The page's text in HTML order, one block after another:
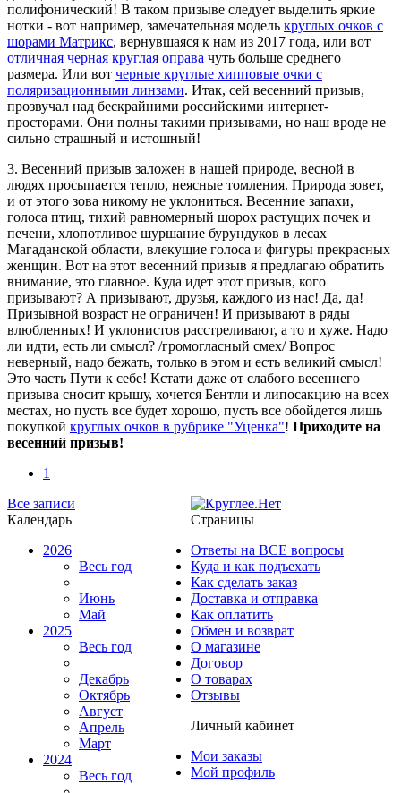
полифонический! В таком призыве следует выделить яркие
нотки - вот например, замечательная модель круглых очков с
шорами Матрикс, вернувшаяся к нам из 2017 года, или вот
отличная черная круглая оправа чуть больше среднего
размера. Или вот черные круглые хипповые очки с
поляризационными линзами. Итак, сей весенний призыв,
прозвучал над бескрайними российскими интернет-
просторами. Они полны такими призывами, но наш вроде не
сильно страшный и истошный!
3. Весенний призыв заложен в нашей природе, весной в
людях просыпается тепло, неясные томления. Природа зовет,
и от этого зова никому не уклониться. Весенние запахи,
голоса птиц, тихий равномерный шорох растущих почек и
печени, хлопотливое шуршание бурундуков в лесах
Магаданской области, влекущие голоса и фигуры прекрасных
женщин. Вот на этот весенний призыв я предлагаю обратить
внимание, это главное. Куда идет этот призыв, кого
призывают? А призывают, друзья, каждого из нас! Да, да!
Призывной возраст не ограничен! И призывают в ряды
влюбленных! И уклонистов расстреливают, а то и хуже. Надо
ли идти, есть ли смысл? /громогласный смех/ Вопрос
неверный, надо бежать, только в этом и есть великий смысл!
Это часть Пути к себе! Кстати даже от слабого весеннего
призыва сносит крышу, хочется Бентли и липосакцию на всех
местах, но пусть все будет хорошо, пусть все обойдется лишь
покупкой круглых очков в рубрике "Уценка"! Приходите на
весенний призыв!
1
Все записи
Календарь
2026
Весь год
Июнь
Май
2025
Весь год
Декабрь
Октябрь
Август
Апрель
Март
2024
Весь год
Страницы
Ответы на ВСЕ вопросы
Куда и как подъехать
Как сделать заказ
Доставка и отправка
Как оплатить
Обмен и возврат
О магазине
Договор
О товарах
Отзывы
Личный кабинет
Мои заказы
Мой профиль